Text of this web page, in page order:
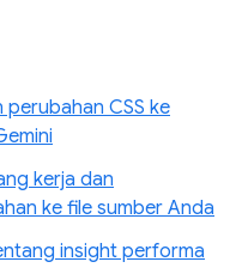
CSS ke
kerja dan
ke file sumber Anda
insight performa